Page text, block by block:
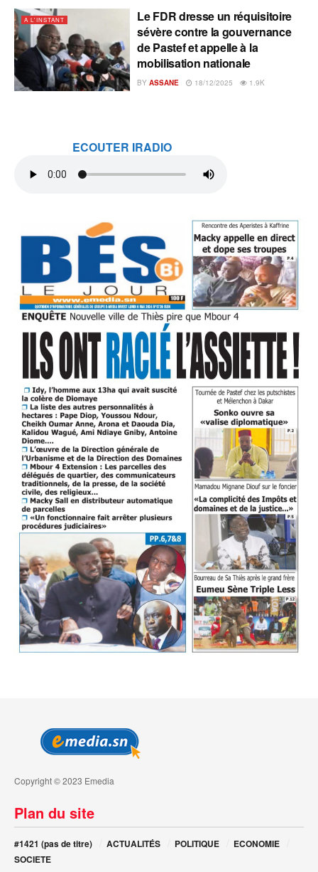
A L'INSTANT
Le FDR dresse un réquisitoire
sévère contre la gouvernance
de Pastef et appelle à la
mobilisation nationale
BY ASSANE 18/12/2025 1.9K
ECOUTER IRADIO
Copyright © 2023 Emedia
Plan du site
#1421 (pas de titre) ACTUALITÉS POLITIQUE
ECONOMIE
SOCIETE